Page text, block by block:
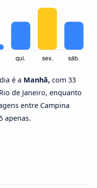
é a Manhã, com 33
de Janeiro, enquanto
entre Campina
apenas.